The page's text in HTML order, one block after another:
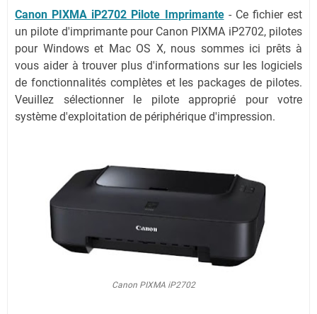
Canon PIXMA iP2702 Pilote Imprimante- Ce fichier est
un pilote d'imprimante pour Canon PIXMA iP2702, pilotes
pour Windows et Mac OS X, nous sommes ici prêts à
vous aider à trouver plus d'informations sur les logiciels
de fonctionnalités complètes et les packages de pilotes.
Veuillez sélectionner le pilote approprié pour votre
système d'exploitation de périphérique d'impression.
Canon PIXMA iP2702